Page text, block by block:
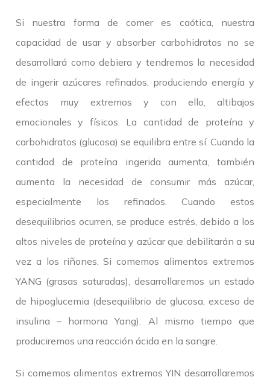
Si nuestra forma de comer es caótica, nuestra
capacidad de usar y absorber carbohidratos no se
desarrollará como debiera y tendremos la necesidad
de ingerir azúcares refinados, produciendo energía y
efectos muy extremos y con ello, altibajos
emocionales y físicos. La cantidad de proteína y
carbohidratos (glucosa) se equilibra entre sí. Cuando la
cantidad de proteína ingerida aumenta, también
aumenta la necesidad de consumir más azúcar,
especialmente los refinados. Cuando estos
desequilibrios ocurren, se produce estrés, debido a los
altos niveles de proteína y azúcar que debilitarán a su
vez a los riñones. Si comemos alimentos extremos
YANG (grasas saturadas), desarrollaremos un estado
de hipoglucemia (desequilibrio de glucosa, exceso de
insulina – hormona Yang). Al mismo tiempo que
produciremos una reacción ácida en la sangre.
Si comemos alimentos extremos YIN desarrollaremos